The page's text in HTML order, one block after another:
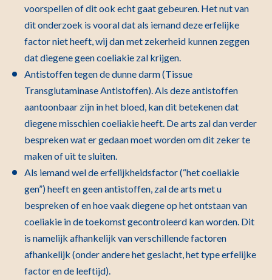
voorspellen of dit ook echt gaat gebeuren. Het nut van
dit onderzoek is vooral dat als iemand deze erfelijke
factor niet heeft, wij dan met zekerheid kunnen zeggen
dat diegene geen coeliakie zal krijgen.
Antistoffen tegen de dunne darm (Tissue
Transglutaminase Antistoffen). Als deze antistoffen
aantoonbaar zijn in het bloed, kan dit betekenen dat
diegene misschien coeliakie heeft. De arts zal dan verder
bespreken wat er gedaan moet worden om dit zeker te
maken of uit te sluiten.
Als iemand wel de erfelijkheidsfactor (“het coeliakie
gen”) heeft en geen antistoffen, zal de arts met u
bespreken of en hoe vaak diegene op het ontstaan van
coeliakie in de toekomst gecontroleerd kan worden. Dit
is namelijk afhankelijk van verschillende factoren
afhankelijk (onder andere het geslacht, het type erfelijke
factor en de leeftijd).